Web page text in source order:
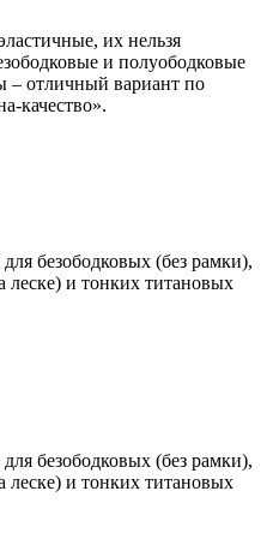
их нельзя
и полуободковые
– отличный вариант по
качество».
безободковых (без рамки),
леске) и тонких титановых
безободковых (без рамки),
леске) и тонких титановых